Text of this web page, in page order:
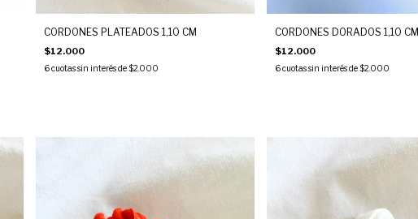
CORDONES PLATEADOS 1,10 CM
$12.000
6cuotas sin interés de$2.000
CORDONES DORADOS 1,10 CM
$12.000
6 cuotas sin interés de$2.000